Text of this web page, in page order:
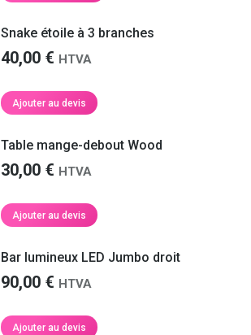
à
plusieurs
choisies
Snake étoile à 3 branches
40,00 € HTVA
Ajouter au devis
Table mange-debout Wood
30,00 € HTVA
Ajouter au devis
Bar lumineux LED Jumbo droit
90,00 € HTVA
Ajouter au devis